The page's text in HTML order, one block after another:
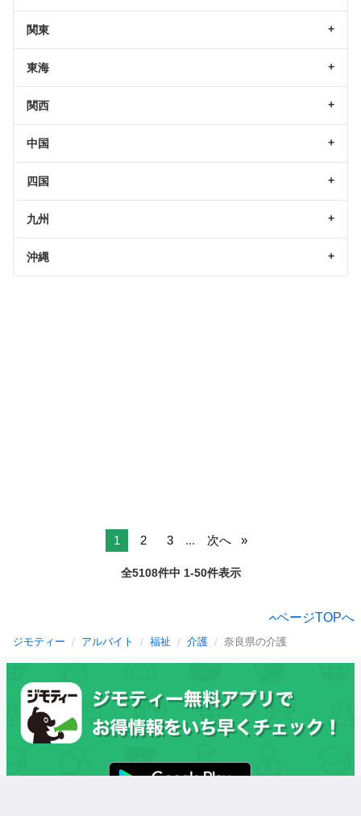
関東
東海
関西
中国
四国
九州
沖縄
1 2 3 ... 次へ
全5108件中 1-50件表示
ページTOPへ
ジモティー アルバイト 福祉 介護 奈良県の介護